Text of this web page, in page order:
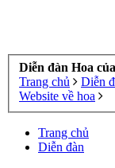
Diễn đàn Hoa
Trang chủ
Diễn
Website về hoa
Trang chủ
Diễn đàn